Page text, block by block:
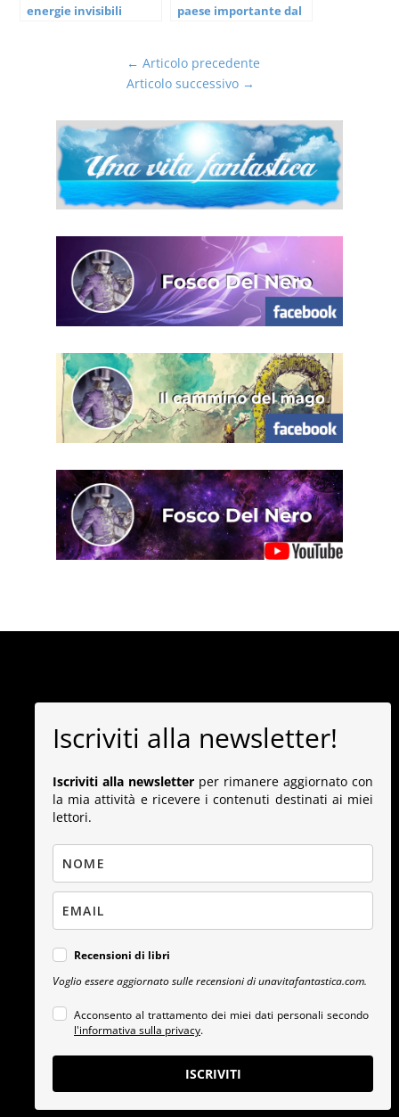
energie invisibili
paese importante dal
←Articolo precedente
Articolo successivo →
Iscriviti alla newsletter!
Iscriviti alla newsletter per rimanere aggiornato con
la mia attività e ricevere i contenuti destinati ai miei
lettori.
Recensioni di libri
Voglio essere aggiornato sulle recensioni di unavitafantastica.com.
Acconsento al trattamento dei miei dati personali secondo
l'informativa sulla privacy.
ISCRIVITI